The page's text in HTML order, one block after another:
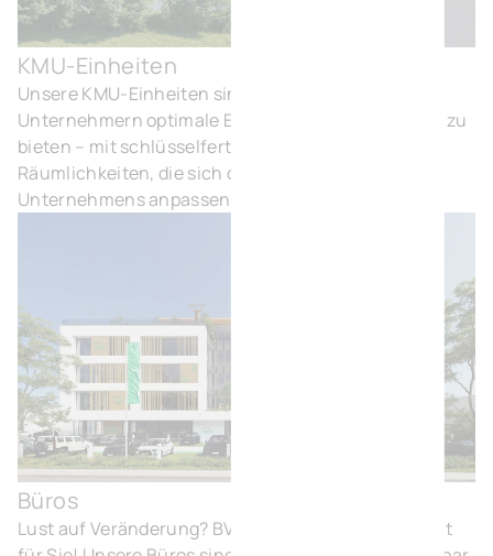
KMU-Einheiten
Unsere KMU-Einheiten sind darauf ausgelegt,
Unternehmern optimale Entfaltungsmöglichkeiten zu
bieten – mit schlüsselfertigen, flexiblen
Räumlichkeiten, die sich den Bedürfnissen ihres
Unternehmens anpassen.
Büros
Lust auf Veränderung? BVI.EU hat den perfekten Ort